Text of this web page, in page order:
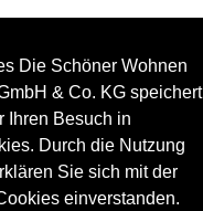
Die Schöner Wohnen
& Co. KG speichert
Ihren Besuch in
Durch die Nutzung
Sie sich mit der
einverstanden.